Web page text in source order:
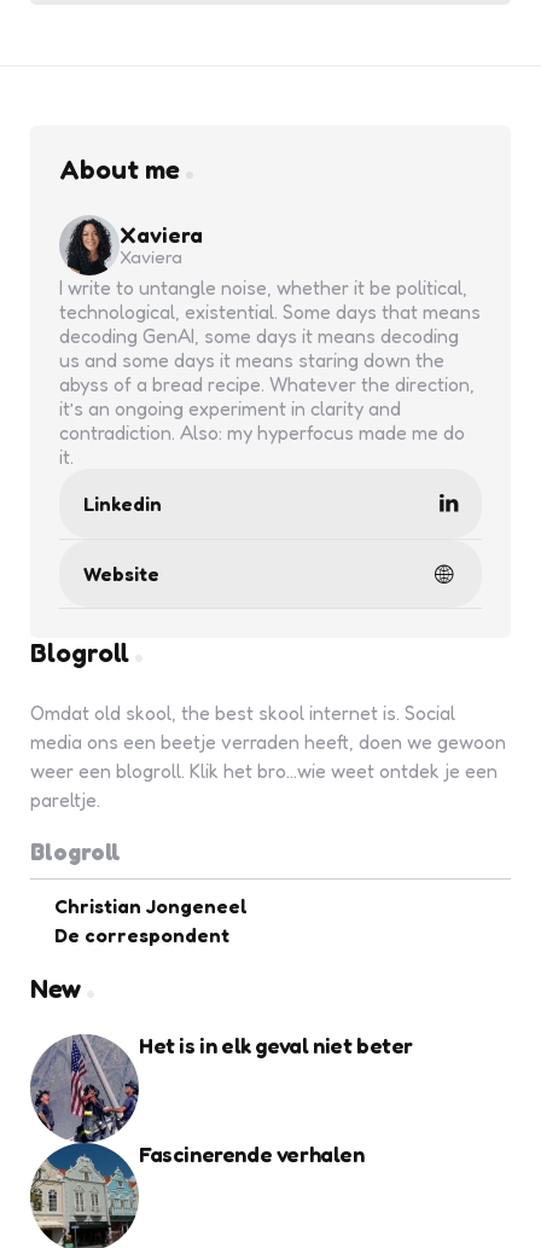
About me
Xaviera
Xaviera
I write to untangle noise, whether it be political,
technological, existential. Some days that means
decoding GenAI, some days it means decoding
us and some days it means staring down the
abyss of a bread recipe. Whatever the direction,
it’s an ongoing experiment in clarity and
contradiction. Also: my hyperfocus made me do
it.
Linkedin
Website
Blogroll
Omdat old skool, the best skool internet is. Social
media ons een beetje verraden heeft, doen we gewoon
weer een blogroll. Klik het bro...wie weet ontdek je een
pareltje.
Blogroll
Christian Jongeneel
De correspondent
New
Het is in elk geval niet beter
Fascinerende verhalen